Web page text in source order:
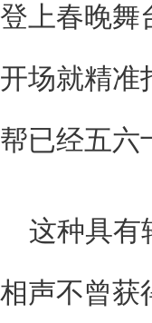
登上春晚舞
开场就精准
帮已经五六
这种具有
相声不曾获